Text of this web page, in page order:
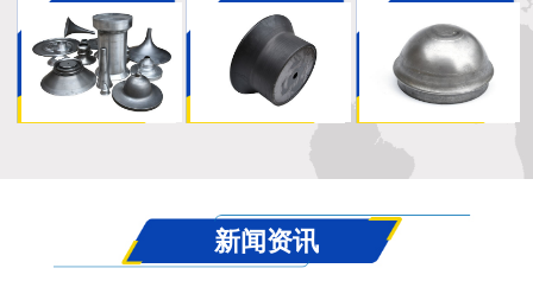
新闻资讯